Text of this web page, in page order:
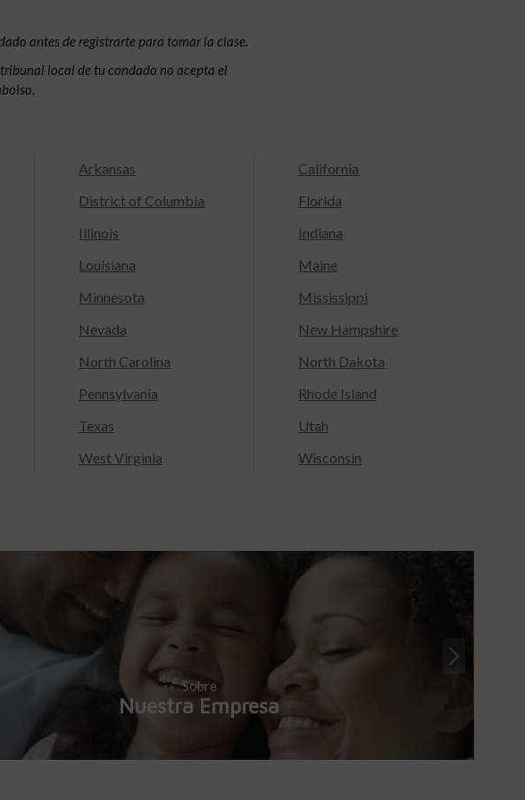
antes de registrarte para tomar la clase.
local de tu condado no acepta el
Arkansas
California
District of Columbia
Florida
Illinois
Indiana
Louisiana
Maine
Minnesota
Mississippi
Nevada
New Hampshire
North Carolina
North Dakota
Pennsylvania
Rhode Island
Texas
Utah
West Virginia
Wisconsin
Sobre
Nuestra Empresa